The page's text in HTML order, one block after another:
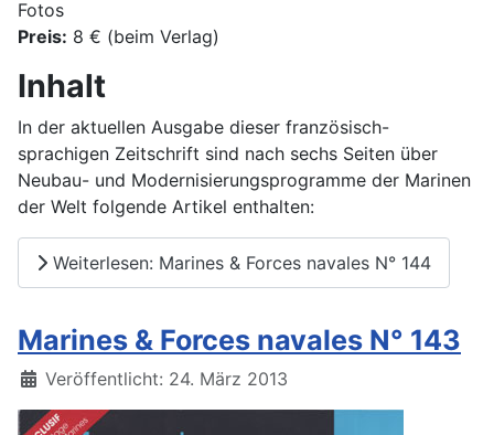
Fotos
Preis: 8 € (beim Verlag)
Inhalt
In der aktuellen Ausgabe dieser französisch-
sprachigen Zeitschrift sind nach sechs Seiten über
Neubau- und Modernisierungsprogramme der Marinen
der Welt folgende Artikel enthalten:
Weiterlesen: Marines & Forces navales N° 144
Marines & Forces navales N° 143
Details
Veröffentlicht: 24. März 2013